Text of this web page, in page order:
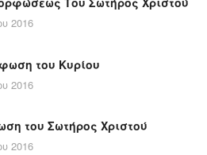
2016
του Κυρίου
2016
του Σωτήρος Χριστού
2016